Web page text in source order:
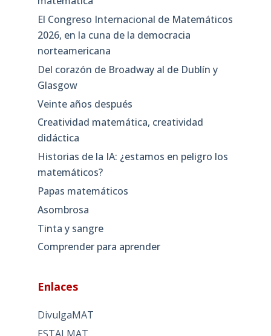
El Congreso Internacional de Matemáticos
2026, en la cuna de la democracia
norteamericana
Del corazón de Broadway al de Dublín y
Glasgow
Veinte años después
Creatividad matemática, creatividad
didáctica
Historias de la IA: ¿estamos en peligro los
matemáticos?
Papas matemáticos
Asombrosa
Tinta y sangre
Comprender para aprender
Enlaces
DivulgaMAT